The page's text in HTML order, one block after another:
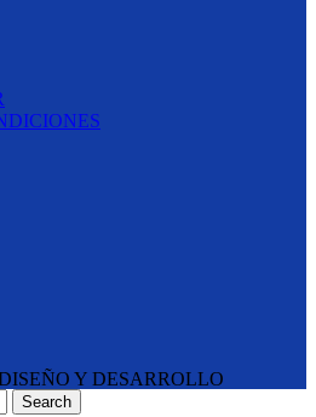
Y DESARROLLO
SOLUTIONS
Search